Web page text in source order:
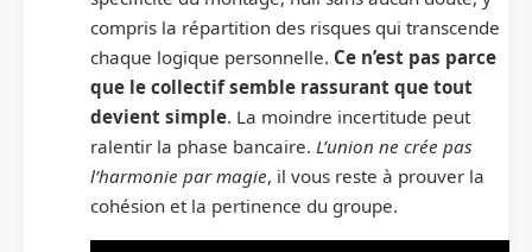
compris la répartition des risques qui transcende
chaque logique personnelle. Ce n’est pas parce
que le collectif semble rassurant que tout
devient simple. La moindre incertitude peut
ralentir la phase bancaire. L’union ne crée pas
l’harmonie par magie, il vous reste à prouver la
cohésion et la pertinence du groupe.